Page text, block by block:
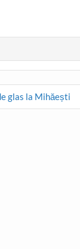
glas la Mihăești